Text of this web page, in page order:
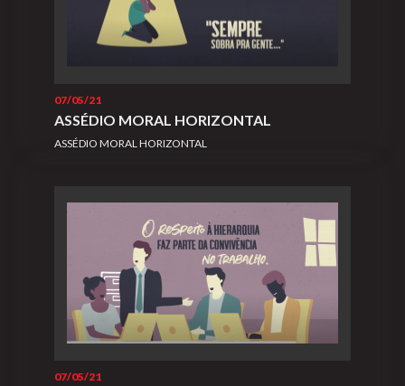
07/05/21
ASSÉDIO MORAL HORIZONTAL
ASSÉDIO MORAL HORIZONTAL
07/05/21